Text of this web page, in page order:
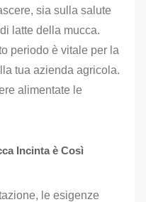
sia sulla salute
latte della mucca.
periodo è vitale per la
tua azienda agricola.
alimentate le
Incinta è Così
le esigenze